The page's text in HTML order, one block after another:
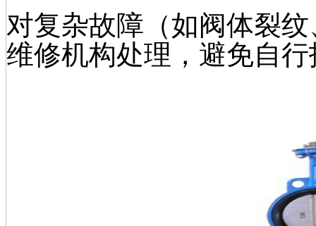
对复杂故障（如阀体裂
维修机构处理，避免自